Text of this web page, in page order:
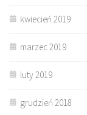
kwiecień 2019
marzec 2019
luty 2019
grudzień 2018